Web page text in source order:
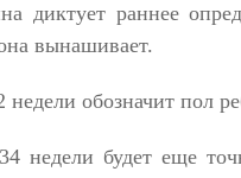
диктует раннее
вынашивает.
обозначит пол
недели будет еще